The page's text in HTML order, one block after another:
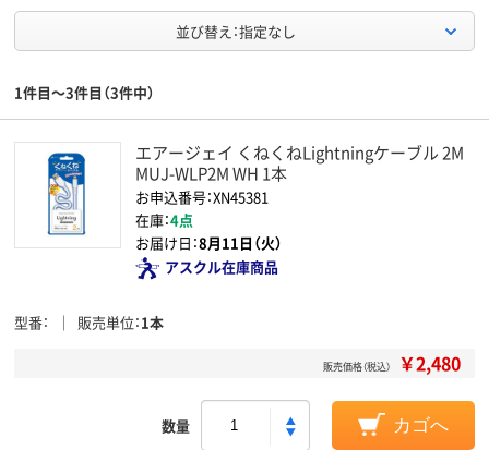
並び替え：指定なし
1件目～3件目（3件中）
エアージェイ くねくねLightningケーブル 2M
MUJ-WLP2M WH 1本
お申込番号：XN45381
在庫：4点
お届け日：8月11日（火）
アスクル在庫商品
型番 販売単位 1本
販売価格（税込） ￥2,480
数量 カゴへ